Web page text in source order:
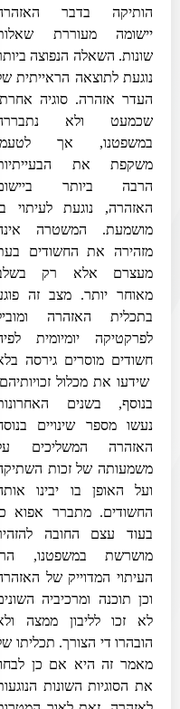
הותיקה בדבר האזהרה
יישומה מעוררת שאלות
שונות. השאלה הנפוצה ביותר
נוגעת לתוצאה הראייתית של
העדר אזהרה. סוגיה אחרת,
שכמעט ולא נתבררה
במשפטנו, אך לטעמי
משקפת את הבעייתיות
הרבה ביותר ביישום
האזהרה, נוגעת לעיתוי בו
מושמעת. המשטרה אינה
מזהירה את החשודים בעת
מעצרם אלא רק בשלב
מאוחר יותר. מצב זה פוגע
בתכלית האזהרה ומוביל
לפרקטיקה יומיומית לפיה
חשודים מוסרים גירסה בלא
שידעו את מכלול זכויותיהם.
בנוסף, בשנים האחרונות
נעשו מספר שינויים בנוסח
האזהרה המשליכים על
משמעותה של זכות השתיקה
ועל האופן בו יבינו אותה
החשודים. מתברר אפוא כי
בעוד עצם החובה להזהיר
מושרשת במשפטנו, הרי
העיתוי המדוייק של האזהרה
וכן תוכנה ומרכיביה השונים
לא זכו לליבון ממצה ולא
הובהרו די הצורך. תכליתו של
מאמר זה היא אם כן לבחון
את הסוגיות השונות הנוגעות